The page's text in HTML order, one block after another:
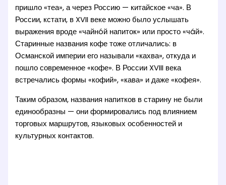
пришло «теа», а через Россию — китайское «ча». В
России, кстати, в XVII веке можно было услышать
выражения вроде «чайнóй напиток» или просто «чáй».
Старинные названия кофе тоже отличались: в
Османской империи его называли «кахва», откуда и
пошло современное «кофе». В России XVIII века
встречались формы «кофий», «кава» и даже «кофея».
Таким образом, названия напитков в старину не были
единообразны — они формировались под влиянием
торговых маршрутов, языковых особенностей и
культурных контактов.